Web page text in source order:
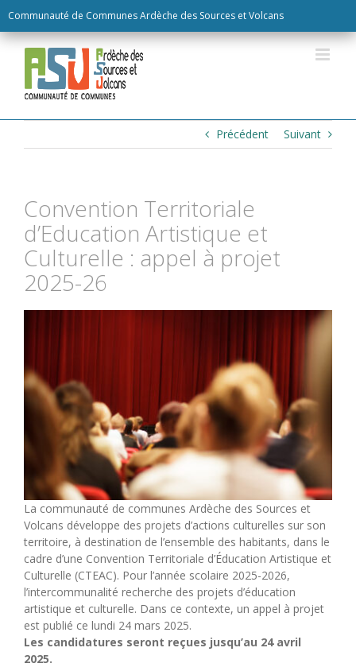
Communauté de Communes Ardèche des Sources et Volcans
to
content
Précédent Suivant
Convention Territoriale
d’Education Artistique et
Culturelle : appel à projet
2025-26
La communauté de communes Ardèche des Sources et
Volcans développe des projets d’actions culturelles sur son
territoire, à destination de l’ensemble des habitants, dans le
cadre d’une Convention Territoriale d’Éducation Artistique et
Culturelle (CTEAC). Pour l’année scolaire 2025-2026,
l’intercommunalité recherche des projets d’éducation
artistique et culturelle. Dans ce contexte, un appel à projet
est publié ce lundi 24 mars 2025.
Les candidatures seront reçues jusqu’au 24 avril
2025.